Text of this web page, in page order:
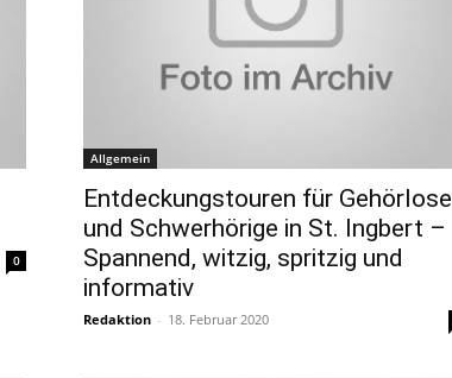
0
Allgemein
Entdeckungstouren für Gehörlose
und Schwerhörige in St. Ingbert –
Spannend, witzig, spritzig und
informativ
Redaktion - 18. Februar 2020